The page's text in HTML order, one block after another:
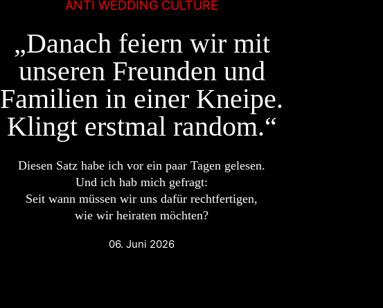
ANTI WEDDING CULTURE
„Danach feiern wir mit
unseren Freunden und
Familien in einer Kneipe.
Klingt erstmal random.“
Diesen Satz habe ich vor ein paar Tagen gelesen.
Und ich hab mich gefragt:
Seit wann müssen wir uns dafür rechtfertigen,
wie wir heiraten möchten?
06. Juni 2026